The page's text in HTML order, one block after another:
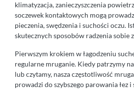
klimatyzacja, zanieczyszczenia
soczewek kontaktowych mogą
pieczenia, swędzenia i suchości oczu.
skutecznych sposobów radzenia sobie
Pierwszym krokiem w łagodzeniu
regularne mruganie. Kiedy patrzymy
lub czytamy, nasza częstotliwość
prowadzi do szybszego parowania łez i